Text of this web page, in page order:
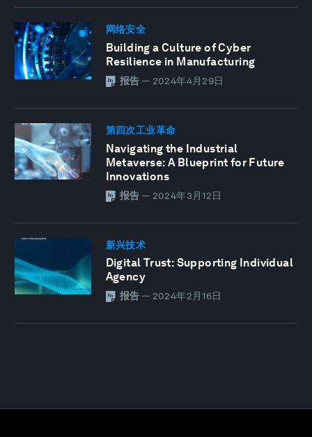
网络安全
Building a Culture of Cyber
Resilience in Manufacturing
报告 — 2024年4月29日
第四次工业革命
Navigating the Industrial
Metaverse: A Blueprint for Future
Innovations
报告 — 2024年3月12日
新兴技术
Digital Trust: Supporting Individual
Agency
报告 — 2024年2月16日